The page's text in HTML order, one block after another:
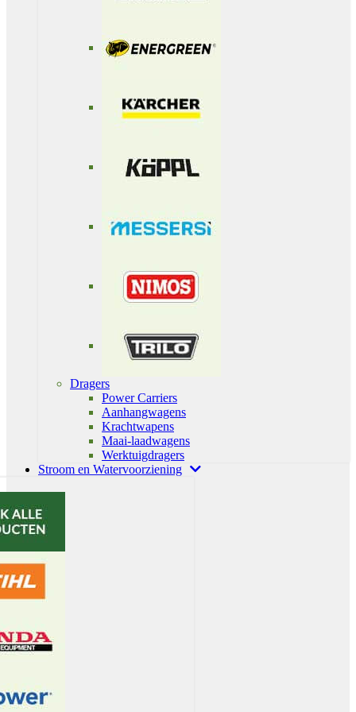
Dragers
Power Carriers
Aanhangwagens
Krachtwapens
Maai-laadwagens
Werktuigdragers
Stroom en Watervoorziening